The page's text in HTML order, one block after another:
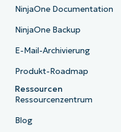
NinjaOne Documentation
NinjaOne Backup
E-Mail-Archivierung
Produkt-Roadmap
Ressourcen
Ressourcenzentrum
Blog